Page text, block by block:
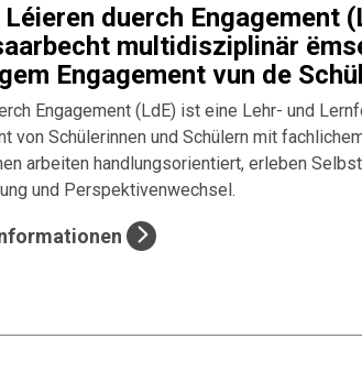
Léieren duerch Engagement
multidisziplinär
Engagement vun de
Engagement (LdE) ist eine Lehr- und
von Schülerinnen und Schülern mit
arbeiten handlungsorientiert, erleben
und Perspektivenwechsel.